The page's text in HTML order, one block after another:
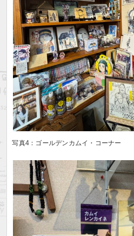
写真4：ゴールデンカムイ・コーナー